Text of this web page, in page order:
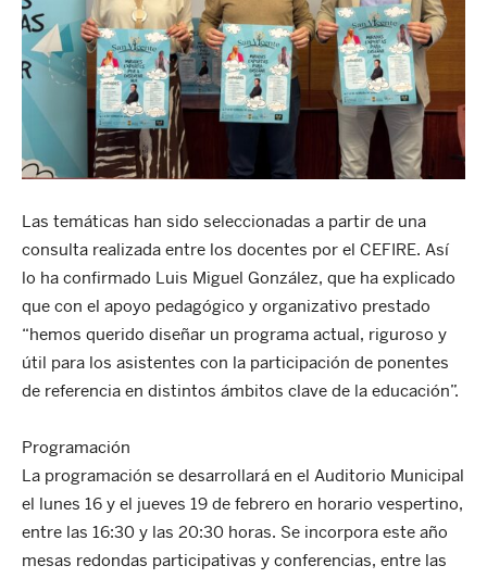
Las temáticas han sido seleccionadas a partir de una
consulta realizada entre los docentes por el CEFIRE. Así
lo ha confirmado Luis Miguel González, que ha explicado
que con el apoyo pedagógico y organizativo prestado
“hemos querido diseñar un programa actual, riguroso y
útil para los asistentes con la participación de ponentes
de referencia en distintos ámbitos clave de la educación”.
Programación
La programación se desarrollará en el Auditorio Municipal
el lunes 16 y el jueves 19 de febrero en horario vespertino,
entre las 16:30 y las 20:30 horas. Se incorpora este año
mesas redondas participativas y conferencias, entre las